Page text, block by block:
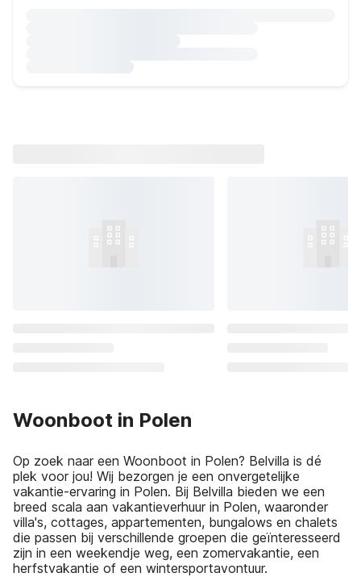
Woonboot in Polen
Op zoek naar een Woonboot in Polen? Belvilla is dé
plek voor jou! Wij bezorgen je een onvergetelijke
vakantie-ervaring in Polen. Bij Belvilla bieden we een
breed scala aan vakantieverhuur in Polen, waaronder
villa's, cottages, appartementen, bungalows en chalets
die passen bij verschillende groepen die geïnteresseerd
zijn in een weekendje weg, een zomervakantie, een
herfstvakantie of een wintersportavontuur.